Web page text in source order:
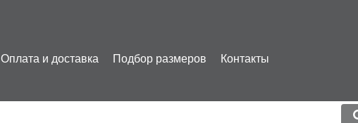
Оплата и доставка Подбор размеров Контакты